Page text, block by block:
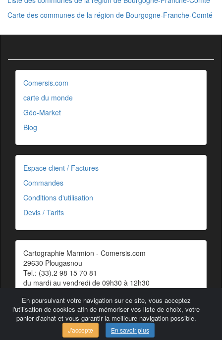
Carte des communes de la région de Bourgogne-Franche-Comté
En poursuivant votre navigation sur ce site, vous acceptez
l'utilisation de cookies afin de mémoriser vos liste de choix, votre
panier d'achat et vous garantir la meilleure navigation possible.
J'accepte En savoir plus
Comersis.com
carte du monde
Géo-Market
Blog
Espace client / Factures
Commandes
Conditions d'utilisation
Devis / Tarifs
Cartographie Marmion - Comersis.com
29630 Plougasnou
Tel.: (33).2 98 15 70 81
du mardi au vendredi de 09h30 à 12h30
Contact